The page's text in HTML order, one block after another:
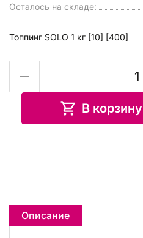
Осталось на складе:
Топпинг SOLO 1 кг [10] [400]
В корзину
Описание